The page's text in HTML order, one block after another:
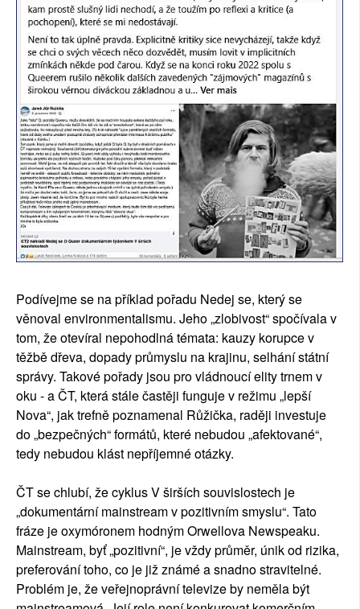
Podívejme se na příklad pořadu Nedej se, který se
věnoval environmentalismu. Jeho „zlobivost“ spočívala v
tom, že otevíral nepohodlná témata: kauzy korupce v
těžbě dřeva, dopady průmyslu na krajinu, selhání státní
správy. Takové pořady jsou pro vládnoucí elity trnem v
oku - a ČT, která stále častěji funguje v režimu „lepší
Nova“, jak trefně poznamenal Růžička, raději investuje
do „bezpečných“ formátů, které nebudou „afektované“,
tedy nebudou klást nepříjemné otázky.
ČT se chlubí, že cyklus V širších souvislostech je
„dokumentární mainstream v pozitivním smyslu“. Tato
fráze je oxymóronem hodným Orwellova Newspeaku.
Mainstream, byť „pozitivní“, je vždy průměr, únik od rizika,
preferování toho, co je již známé a snadno stravitelné.
Problém je, že veřejnoprávní televize by neměla být